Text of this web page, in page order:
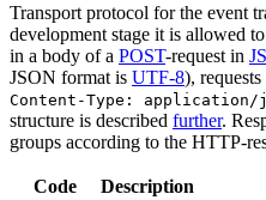
Transport protocol for the event
development stage it is allowed
in a body of a POST-request in
JSON format is UTF-8),
Content-Type:
structure is described further.
groups according to the HTTP-
Code Description